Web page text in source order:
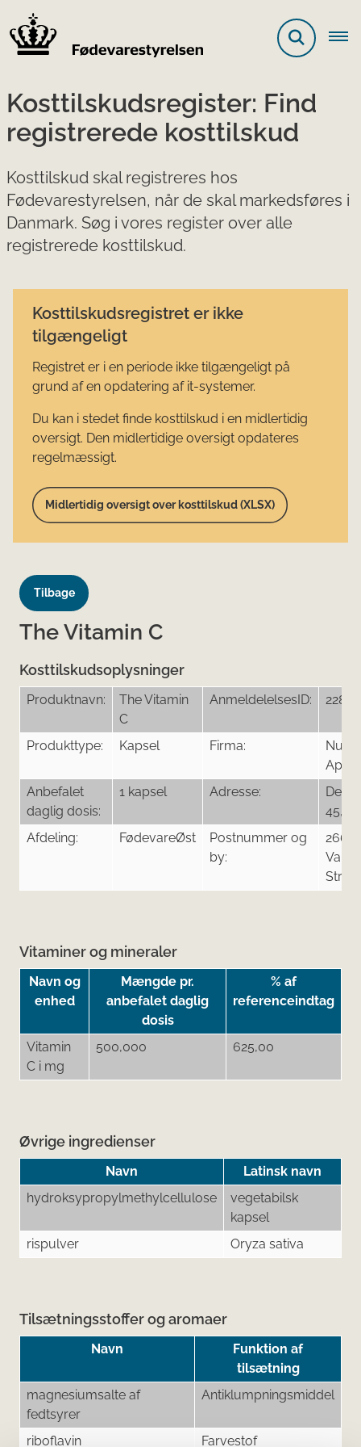
Kosttilskudsregister: Find
registrerede kosttilskud
Kosttilskud skal registreres hos
Fødevarestyrelsen, når de skal markedsføres i
Danmark. Søg i vores register over alle
registrerede kosttilskud.
Kosttilskudsregistret er ikke
tilgængeligt
Registret er i en periode ikke tilgængeligt på
grund af en opdatering af it-systemer.
Du kan i stedet finde kosttilskud i en midlertidig
oversigt. Den midlertidige oversigt opdateres
regelmæssigt.
Midlertidig oversigt over kosttilskud (XLSX)
Tilbage
The Vitamin C
Kosttilskudsoplysninger
Produktnavn:
The Vitamin
C
AnmeldelelsesID: 22846
Produkttype: Kapsel Firma:
ApS
Anbefalet
daglig dosis:
1 kapsel Adresse:
Delta
45, 4.
Afdeling:
FødevareØst
Postnummer og
by:
2665
Vitaminer og mineraler
Navn og
enhed
Mængde pr.
anbefalet daglig
dosis
% af
referenceindtag
Vitamin
C i mg
500,000 625,00
Øvrige ingredienser
Navn
Latinsk navn
hydroksypropylmethylcellulose
vegetabilsk
kapsel
rispulver
Oryza sativa
Tilsætningsstoffer og aromaer
Navn
Funktion af
tilsætning
magnesiumsalte af
fedtsyrer
Antiklumpningsmiddel
riboflavin Farvestof